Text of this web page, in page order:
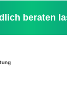
beraten